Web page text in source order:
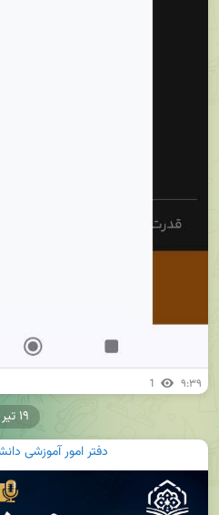
1 ۹:۳۹
دفتر امور آموزشی
۱۹ تیر